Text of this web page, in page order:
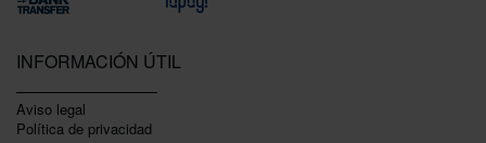
INFORMACIÓN ÚTIL
Aviso legal
Política de privacidad